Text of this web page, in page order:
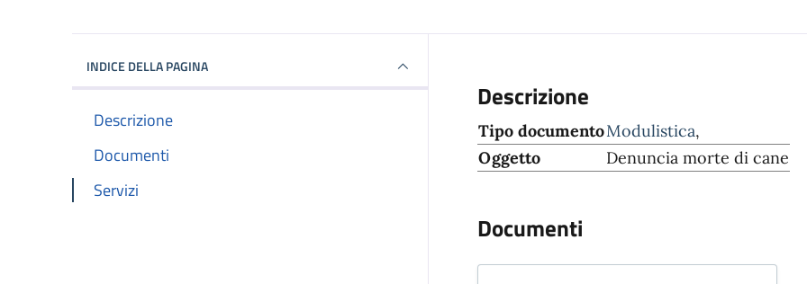
INDICE DELLA PAGINA
Descrizione
Documenti
Servizi
Descrizione
Tipo documentoModulistica,
Oggetto
Denuncia morte di cane
Documenti